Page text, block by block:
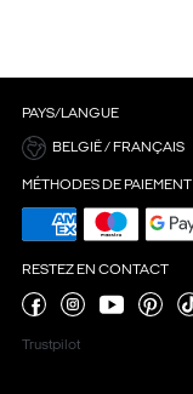
PAYS/LANGUE
BELGIË / FRANÇAIS
MÉTHODES DE PAIEMENT
RESTEZ EN CONTACT
Trustpilot